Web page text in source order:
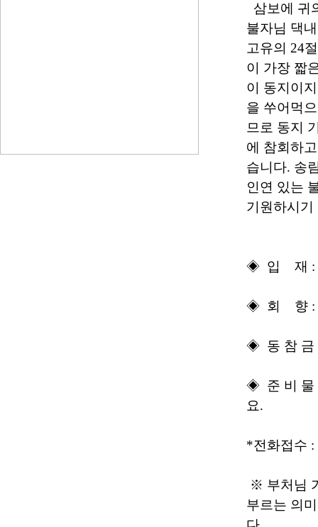
삼보에 귀
불자님 댁
고유의 24
이 가장 짧
이 동지이
을 쑤어먹
므로 동지
에 참회하
습니다. 송
인연 있는
기원하시기
◈ 입 재 :
◈ 회 향 :
◈ 동 참 금
◈ 준 비 물
요.
*전화접수 :
※ 부처님
부르는 의